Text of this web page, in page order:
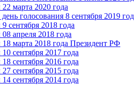
марта 2020 года
голосования 8 сентября 2019
сентября 2018 года
апреля 2018 года
марта 2018 года Президент РФ
сентября 2017 года
сентября 2016 года
сентября 2015 года
сентября 2014 года